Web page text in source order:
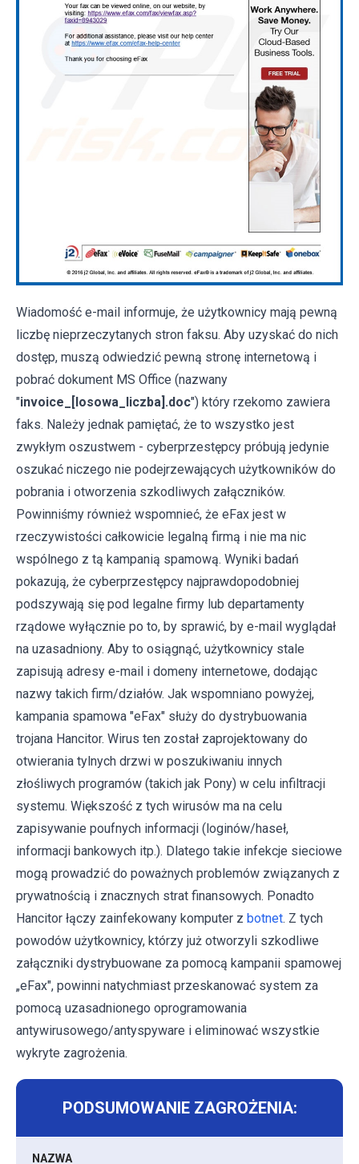
Wiadomość e-mail informuje, że użytkownicy mają pewną
liczbę nieprzeczytanych stron faksu. Aby uzyskać do nich
dostęp, muszą odwiedzić pewną stronę internetową i
pobrać dokument MS Office (nazwany
"invoice_[losowa_liczba].doc") który rzekomo zawiera
faks. Należy jednak pamiętać, że to wszystko jest
zwykłym oszustwem - cyberprzestępcy próbują jedynie
oszukać niczego nie podejrzewających użytkowników do
pobrania i otworzenia szkodliwych załączników.
Powinniśmy również wspomnieć, że eFax jest w
rzeczywistości całkowicie legalną firmą i nie ma nic
wspólnego z tą kampanią spamową. Wyniki badań
pokazują, że cyberprzestępcy najprawdopodobniej
podszywają się pod legalne firmy lub departamenty
rządowe wyłącznie po to, by sprawić, by e-mail wyglądał
na uzasadniony. Aby to osiągnąć, użytkownicy stale
zapisują adresy e-mail i domeny internetowe, dodając
nazwy takich firm/działów. Jak wspomniano powyżej,
kampania spamowa "eFax" służy do dystrybuowania
trojana Hancitor. Wirus ten został zaprojektowany do
otwierania tylnych drzwi w poszukiwaniu innych
złośliwych programów (takich jak Pony) w celu infiltracji
systemu. Większość z tych wirusów ma na celu
zapisywanie poufnych informacji (loginów/haseł,
informacji bankowych itp.). Dlatego takie infekcje sieciowe
mogą prowadzić do poważnych problemów związanych z
prywatnością i znacznych strat finansowych. Ponadto
Hancitor łączy zainfekowany komputer z botnet. Z tych
powodów użytkownicy, którzy już otworzyli szkodliwe
załączniki dystrybuowane za pomocą kampanii spamowej
„eFax", powinni natychmiast przeskanować system za
pomocą uzasadnionego oprogramowania
antywirusowego/antyspyware i eliminować wszystkie
wykryte zagrożenia.
PODSUMOWANIE ZAGROŻENIA:
NAZWA